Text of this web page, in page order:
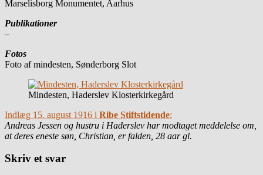
Marselisborg Monumentet, Aarhus
Publikationer
–
Fotos
Foto af mindesten, Sønderborg Slot
Mindesten, Haderslev Klosterkirkegård
Indlæg 15. august 1916 i Ribe Stiftstidende:
Andreas Jessen og hustru i Haderslev har modtaget meddelelse om,
at deres eneste søn, Christian, er falden, 28 aar gl.
Skriv et svar